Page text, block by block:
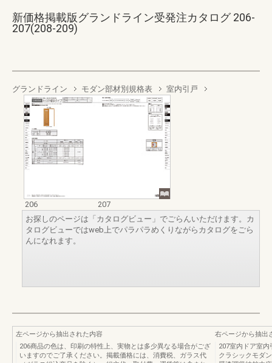
新価格掲載版グランドライン受発注カタログ 206-
207(208-209)
グランドライン モダン部材別規格表 室内引戸
206
207
お探しのページは「カタログビュー」でごらんいただけます。カ
タログビューではweb上でパラパラめくりながらカタログをごら
んになれます。
左ページから抽出された内容
206商品の色は、印刷の特性上、実物とは多少異なる場合がござ
いますのでご了承ください。掲載価格には、消費税、ガラス代
右ページから抽出
207室内ドア室
クラシックモダ